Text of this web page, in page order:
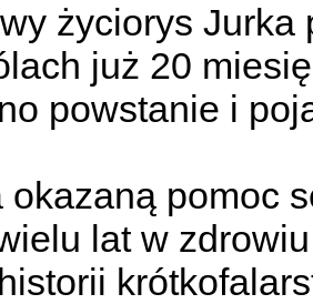
życiorys
już 20
powstanie i
okazaną pomoc
lat w